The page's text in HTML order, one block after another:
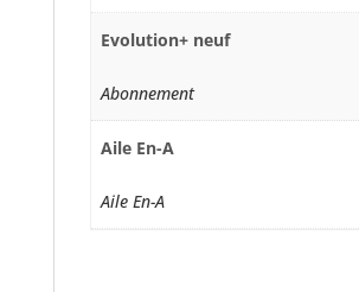
Evolution+ neuf
Abonnement
Aile En-A
Aile En-A